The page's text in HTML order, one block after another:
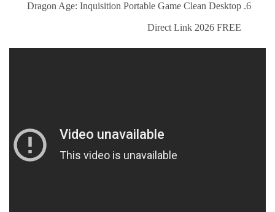
Dragon Age: Inquisition Portable Game Clean Desktop
Direct Link 2026 FREE